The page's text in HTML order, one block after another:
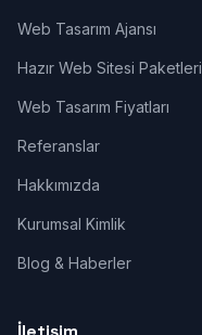
Web Tasarım Ajansı
Hazır Web Sitesi Paketleri
Web Tasarım Fiyatları
Referanslar
Hakkımızda
Kurumsal Kimlik
Blog & Haberler